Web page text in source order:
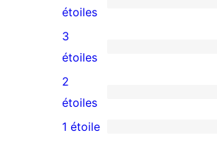
à
5
étoile
0
avis
à
4
étoile
étoiles
0
avis
à
3
3
étoiles
1
avis
2
étoiles
1 étoile